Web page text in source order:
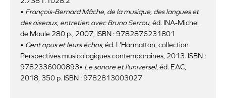
• François-Bernard Mâche, de la musique, des langues et
des oiseaux, entretien avec Bruno Serrou, éd. INA-Michel
de Maule 280 p., 2007, ISBN : 9782876231801
• Cent opus et leurs échos, éd. L'Harmattan, collection
Perspectives musicologiques contemporaines, 2013. ISBN :
9782336000893• Le sonore et l'universel, éd. EAC,
2018, 350 p. ISBN : 9782813003027